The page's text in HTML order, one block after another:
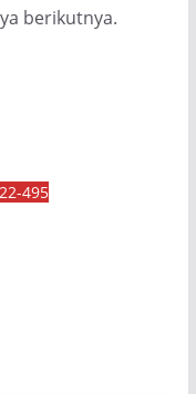
berikutnya.
495